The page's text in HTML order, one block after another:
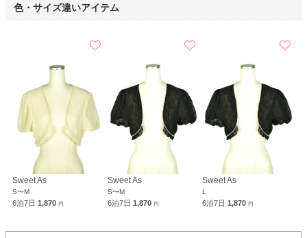
色・サイズ違いアイテム
Sweet As
S〜M
6泊7日 1,870 円
Sweet As
S〜M
6泊7日 1,870 円
Sweet As
L
6泊7日1,870円